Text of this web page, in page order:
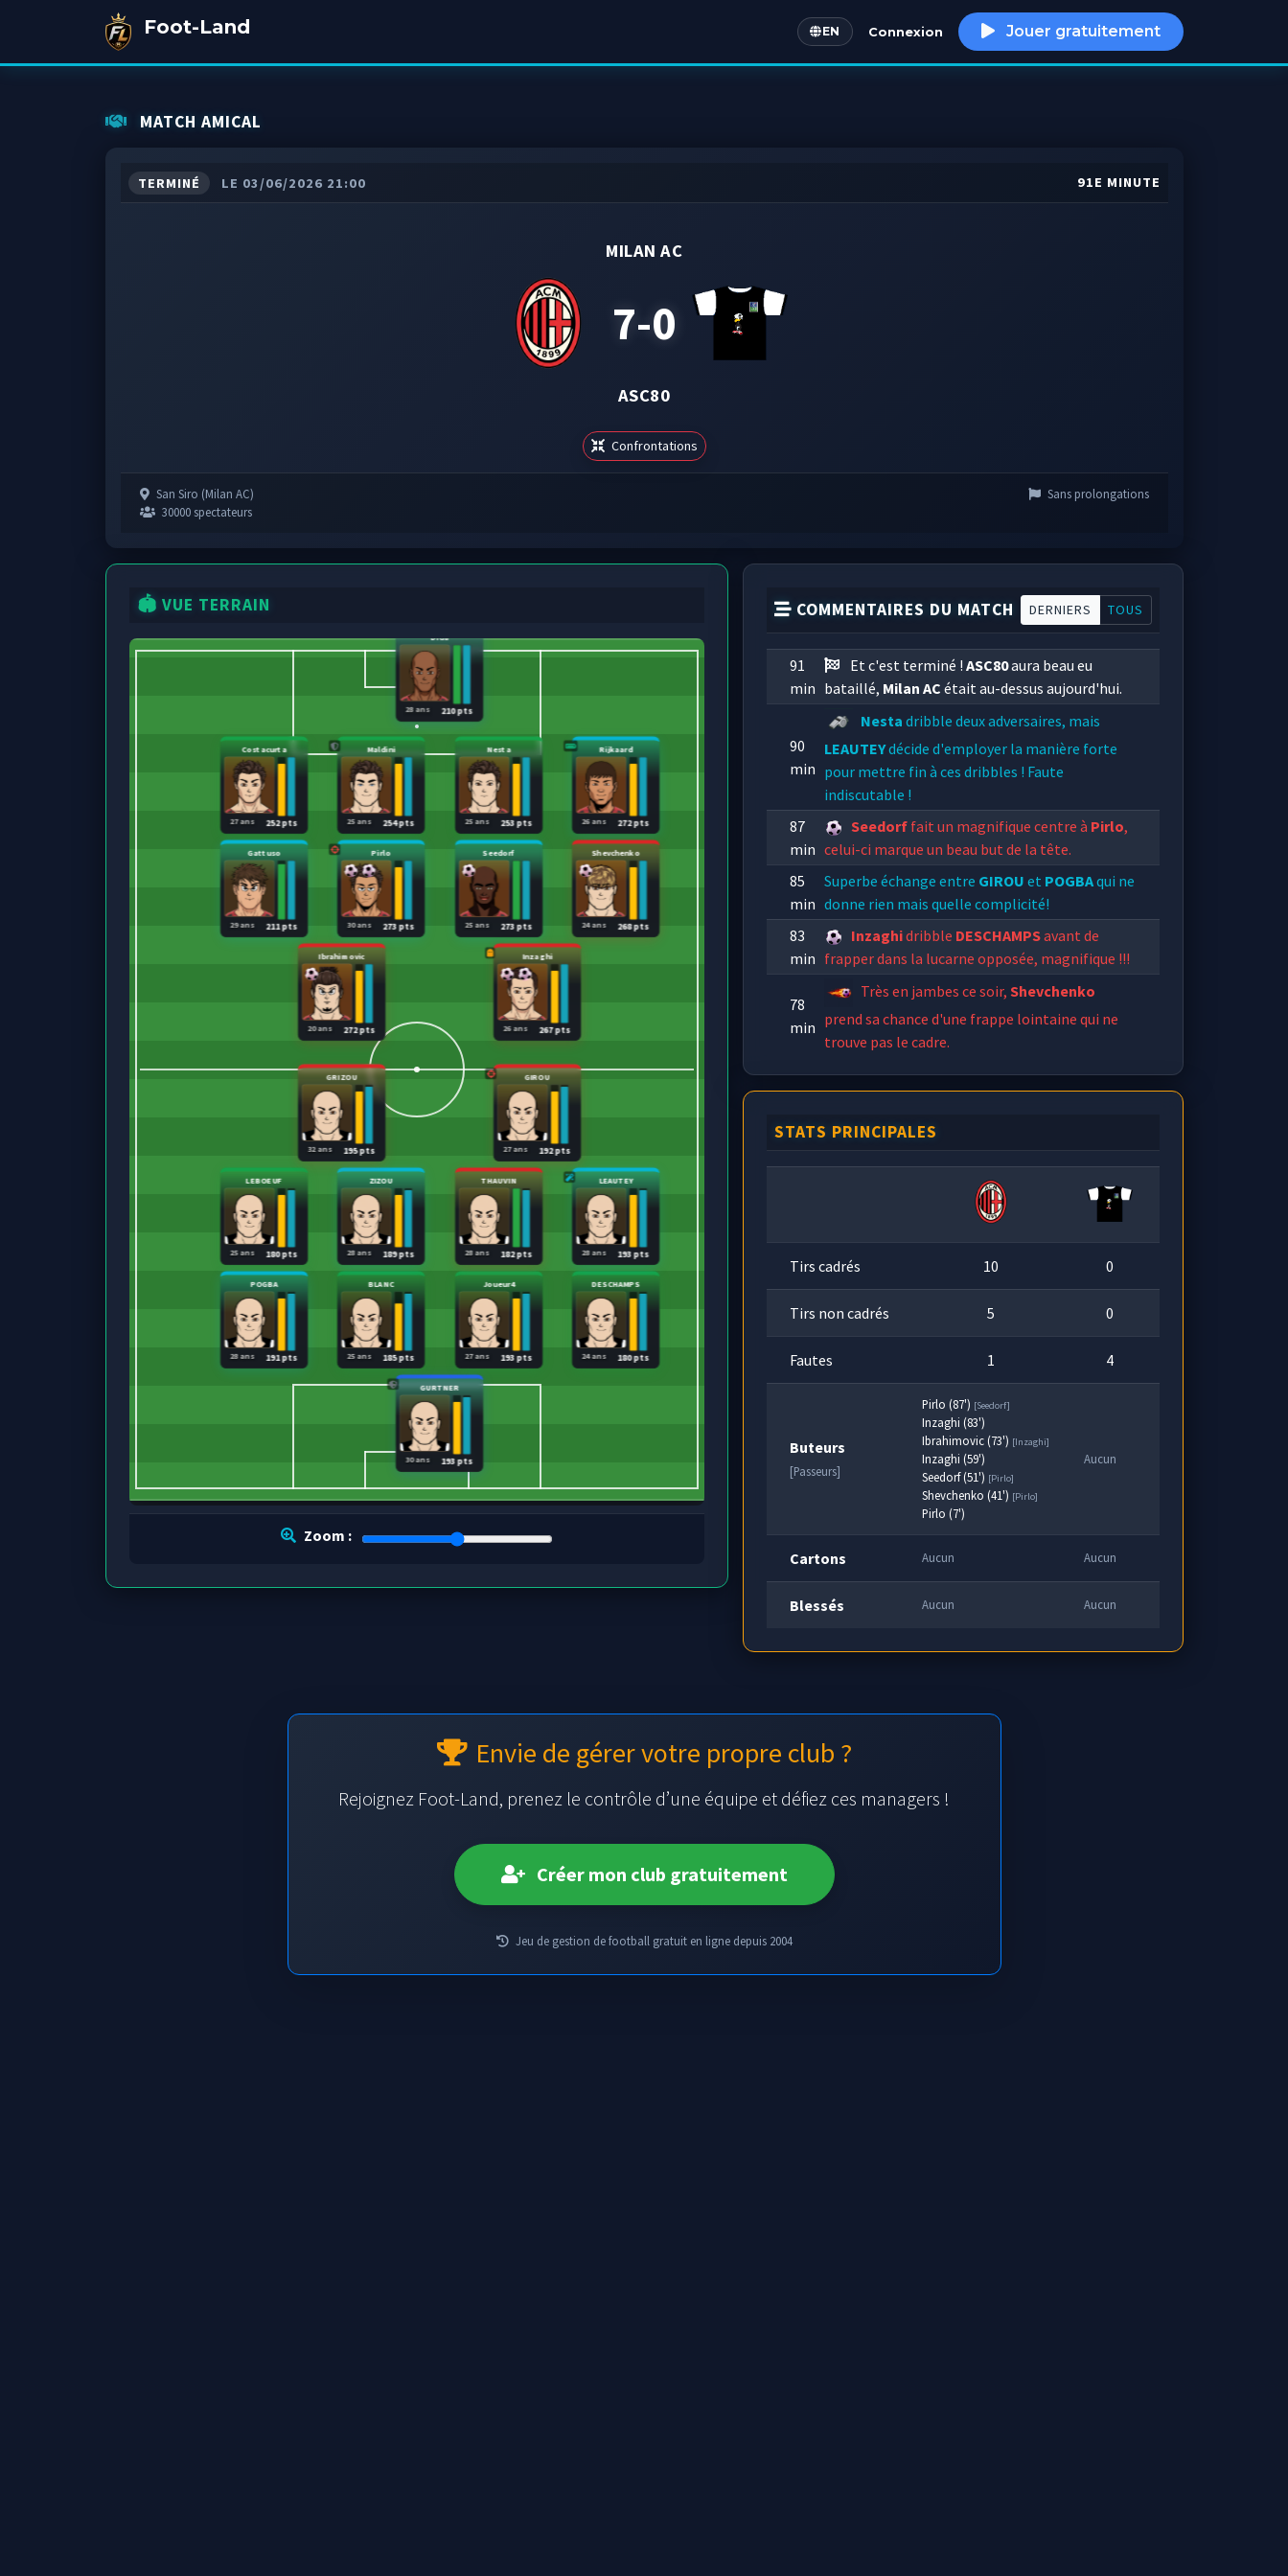
Foot-Land EN
English Connexion Jouer gratuitement
MATCH AMICAL
TERMINÉ LE 03/06/2026 21:00 91E MINUTE
MILAN AC
7-0
ASC80
Confrontations
San Siro (Milan AC)
30000 spectateurs
Sans prolongations
🏟️ VUE TERRAIN
Dida
210 pts
28 ans
Costacurta
252 pts
27 ans
Maldini
254 pts
25 ans
Nesta
253 pts
25 ans
Rijkaard
272 pts
26 ans
Gattuso
211 pts
29 ans
Pirlo
273 pts
30 ans
Seedorf
273 pts
25 ans
Shevchenko
268 pts
24 ans
Ibrahimovic
272 pts
20 ans
Inzaghi
267 pts
26 ans
GURTNER
193 pts
30 ans
POGBA
191 pts
28 ans
BLANC
185 pts
25 ans
Joueur4
193 pts
27 ans
DESCHAMPS
180 pts
24 ans
LEBOEUF
180 pts
25 ans
ZIZOU
189 pts
28 ans
THAUVIN
182 pts
28 ans
LEAUTEY
193 pts
28 ans
GRIZOU
195 pts
32 ans
GIROU
192 pts
27 ans
Zoom :
COMMENTAIRES DU MATCH DERNIERS TOUS
91
min
Et c'est terminé !ASC80aura beau eu
bataillé, Milan AC était au-dessus aujourd'hui.
90
min
Nesta dribble deux adversaires, mais
LEAUTEYdécide d'employer la manière forte
pour mettre fin à ces dribbles ! Faute
indiscutable !
87
min
Seedorf fait un magnifique centre à Pirlo,
celui-ci marque un beau but de la tête.
85
min
Superbe échange entre GIROU et POGBAqui ne
donne rien mais quelle complicité!
83
min
Inzaghidribble DESCHAMPSavant de
frapper dans la lucarne opposée, magnifique !!!
78
min
Très en jambes ce soir,Shevchenko
prend sa chance d'une frappe lointaine qui ne
trouve pas le cadre.
STATS PRINCIPALES
Tirs cadrés 10 0
Tirs non cadrés 5 0
Fautes 1 4
Buteurs
[Passeurs]
Pirlo (87') [Seedorf]
Inzaghi (83')
Ibrahimovic (73') [Inzaghi]
Inzaghi (59')
Seedorf (51') [Pirlo]
Shevchenko (41') [Pirlo]
Pirlo (7')
Aucun
Cartons Aucun Aucun
Blessés Aucun Aucun
Envie de gérer votre propre club ?
Rejoignez Foot-Land, prenez le contrôle d’une équipe et défiez ces managers !
Créer mon club gratuitement
Jeu de gestion de football gratuit en ligne depuis 2004